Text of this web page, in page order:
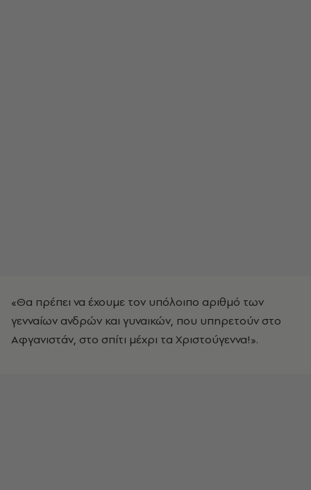
«Θα πρέπει να έχουμε τον υπόλοιπο αριθμό των
γενναίων ανδρών και γυναικών, που υπηρετούν στο
Αφγανιστάν, στο σπίτι μέχρι τα Χριστούγεννα!».